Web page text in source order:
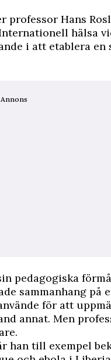
professor Hans
hälsa
i att etablera en
Annons
pedagogiska
sammanhang på
för att
annat. Men
han till exempel